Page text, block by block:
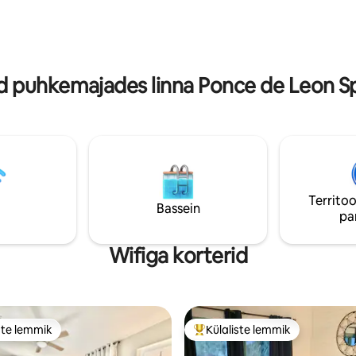
puhkemajades linna Ponce de Leon
Bassein
Wifiga korterid
lemmik
lemmik Külaliste suur lemmik
Külaliste lemmik